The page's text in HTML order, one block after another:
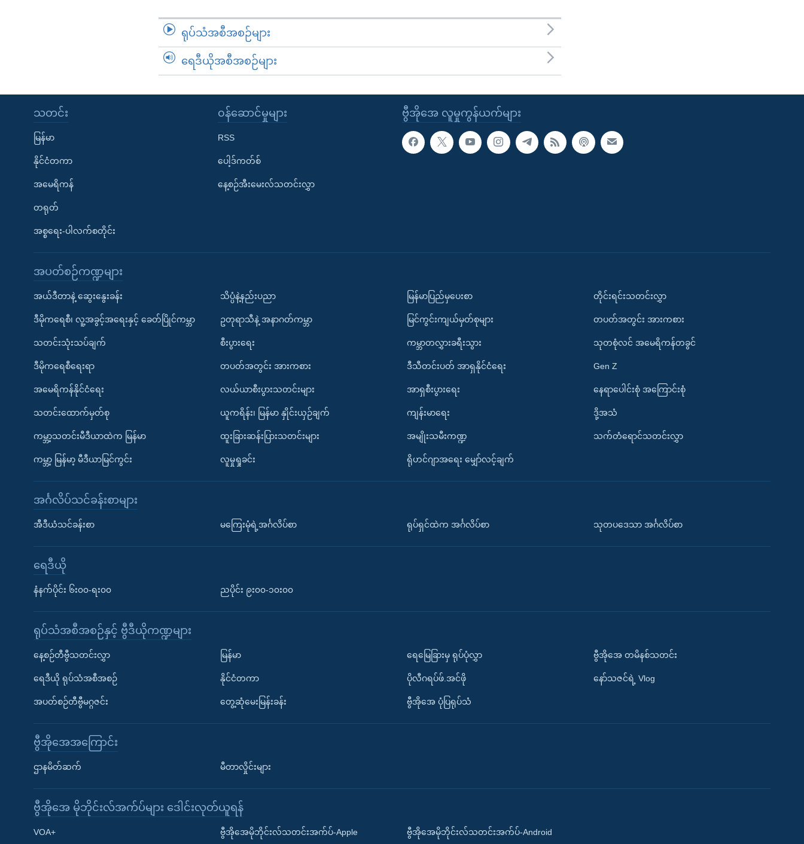
Learning English
ရုပ်သံအစီအစဉ်များ
ရေဒီယိုအစီအစဉ်များ
ဗွီအိုအေ လူမှုကွန်ယက်များ
သတင်း
မြန်မာ
နိုင်ငံတကာ
အမေရိကန်
တရုတ်
အစ္စရေး-ပါလက်စတိုင်း
၀န်ဆောင်မှုများ
RSS
ပေါ့ဒ်ကတ်စ်
နေ့စဉ်အီးမေးလ်သတင်းလွှာ
အပတ်စဉ်ကဏ္ဍများ
အယ်ဒီတာနဲ့ ဆွေးနွေးခန်း
ဒီမိုကရေစီ၊ လူ့အခွင့်အရေးနှင့် ခေတ်ပြိုင်ကမ္ဘာ
သတင်းသုံးသပ်ချက်
ဒီမိုကရေစီရေးရာ
အမေရိကန်နိုင်ငံရေး
သတင်းထောက်မှတ်စု
ကမ္ဘာ့သတင်းမီဒီယာထဲက မြန်မာ
ကမ္ဘာ့ မြန်မာ့ မီဒီယာမြင်ကွင်း
သိပ္ပံနဲ့နည်းပညာ
ဥတုရာသီနဲ့ အနာဂတ်ကမ္ဘာ
စီးပွားရေး
တပတ်အတွင်း အားကစား
လယ်ယာစီးပွားသတင်းများ
ယူကရိန်း၊ မြန်မာ နှိုင်းယှဉ်ချက်
ထူးခြားဆန်းပြားသတင်းများ
လူမှုရှုခင်း
မြန်မာပြည်မှပေးစာ
မြင်ကွင်းကျယ်မှတ်စုများ
ကမ္ဘာတလွှားခရီးသွား
ဒီသီတင်းပတ် အာရှနိုင်ငံရေး
အာရှစီးပွားရေး
ကျန်းမာရေး
အမျိုးသမီးကဏ္ဍ
ရိုဟင်ဂျာအရေး မျှော်လင့်ချက်
တိုင်းရင်းသတင်းလွှာ
တပတ်အတွင်း အားကစား
သုတစုံလင် အမေရိကန်တခွင်
Gen Z
နေရာပေါင်းစုံ အကြောင်းစုံ
ဒို့အသံ
သက်တံရောင်သတင်းလွှာ
အင်္ဂလိပ်သင်ခန်းစာများ
အီဒီယံသင်ခန်းစာ မကြေးမုံရဲ့အင်္ဂလိပ်စာ ရုပ်ရှင်ထဲက အင်္ဂလိပ်စာ သုတပဒေသာ အင်္ဂလိပ်စာ
ရေဒီယို
နံနက်ပိုင်း ၆း၀၀-ရး၀၀ ညပိုင်း ၉း၀၀-၁၀း၀၀
ရုပ်သံအစီအစဉ်နှင့် ဗွီဒီယိုကဏ္ဍများ
နေ့စဉ်တီဗွီသတင်းလွှာ
ရေဒီယို ရုပ်သံအစီအစဉ်
အပတ်စဉ်တီဗွီမဂ္ဂဇင်း
မြန်မာ
နိုင်ငံတကာ
တွေ့ဆုံမေးမြန်းခန်း
ရေမြေခြားမှ ရုပ်ပုံလွှာ
ပိုလီဂရပ်ဖ်.အင်ဖို
ဗွီအိုအေ ပုံပြရုပ်သံ
ဗွီအိုအေ တမိနစ်သတင်း
နော်သဇင်ရဲ့ Vlog
ဗွီအိုအေအကြောင်း
ဌာနမိတ်ဆက် မီတာလှိုင်းများ
ဗွီအိုအေ မိုဘိုင်းလ်အက်ပ်များ ဒေါင်းလုတ်ယူရန်
VOA+ ဗွီအိုအေမိုဘိုင်းလ်သတင်းအက်ပ်-Apple ဗွီအိုအေမိုဘိုင်းလ်သတင်းအက်ပ်-Android